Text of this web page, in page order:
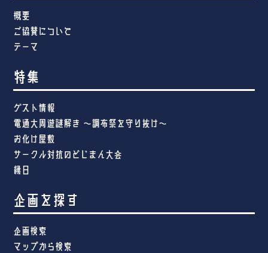
概要
ご協賛について
テーマ
特集
ゲスト情報
電通大周遊謎解き ～調布祭を守り抜け～
お化け屋敷
サークル対抗のどじまん大会
縁日
企画を探す
企画検索
マップから検索